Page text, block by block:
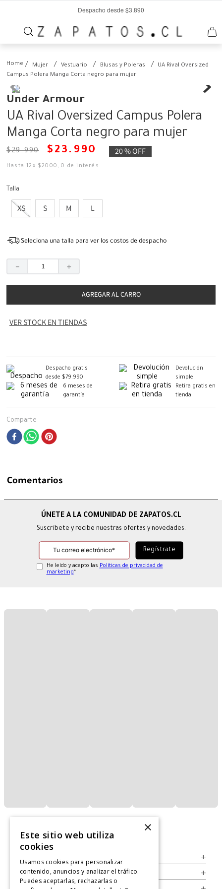
Despacho desde $3.890
Mujer Vestuario Blusas y Poleras
UA Rival Oversized
Campus Polera Manga Corta negro para mujer
Under Armour
UA Rival Oversized Campus Polera
Manga Corta negro para mujer
$29.990 $ 23 . 990 20 %OFF
Hasta12 x $2000 ,0 de interés
Talla
XS S M L
Seleciona una talla para ver los costos de despacho
＋
－
AGREGAR AL CARRO
VER STOCK EN TIENDAS
Despacho gratis
desde $79.990
Devolución
simple
6 meses de
garantía
Retira gratis en
tienda
Comparte
Comentarios
Suscríbete y recibe nuestras ofertas y novedades.
He leído y acepto las Políticas de privacidad de
marketing*
+
Legal +
×
Este sitio web utiliza
cookies
Usamos cookies para personalizar
contenido, anuncios y analizar el tráfico.
Puedes aceptarlas, rechazarlas o